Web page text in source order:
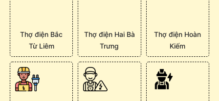
Thợ điện Bắc
Từ Liêm
Thợ điện Hai Bà
Trưng
Thợ điện Hoàn
Kiếm